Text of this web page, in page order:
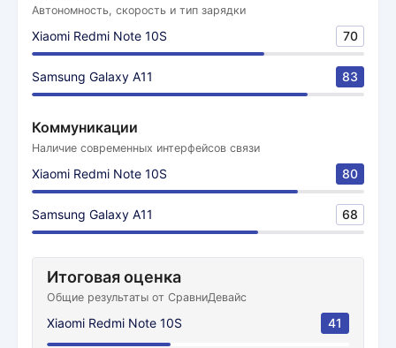
Автономность, скорость и тип зарядки
Xiaomi Redmi Note 10S 70
Samsung Galaxy A11 83
Коммуникации
Наличие современных интерфейсов связи
Xiaomi Redmi Note 10S 80
Samsung Galaxy A11 68
Итоговая оценка
Общие результаты от СравниДевайс
Xiaomi Redmi Note 10S 41